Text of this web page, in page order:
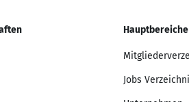
Hauptbereiche
Jobs